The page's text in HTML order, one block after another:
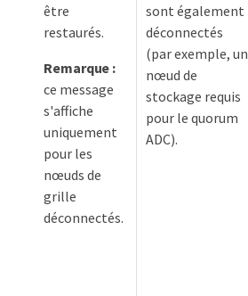
être
restaurés.
Remarque :
ce message
s'affiche
uniquement
pour les
nœuds de
grille
déconnectés.
sont également
déconnectés
(par exemple, un
nœud de
stockage requis
pour le quorum
ADC).